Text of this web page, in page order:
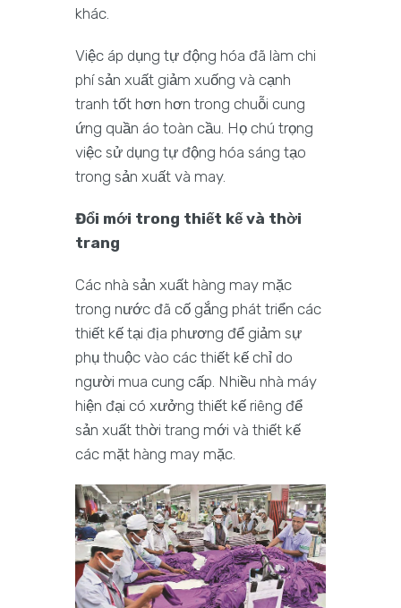
khác.
Việc áp dụng tự động hóa đã làm chi
phí sản xuất giảm xuống và cạnh
tranh tốt hơn hơn trong chuỗi cung
ứng quần áo toàn cầu. Họ chú trọng
việc sử dụng tự động hóa sáng tạo
trong sản xuất và may.
Đổi mới trong thiết kế và thời
trang
Các nhà sản xuất hàng may mặc
trong nước đã cố gắng phát triển các
thiết kế tại địa phương để giảm sự
phụ thuộc vào các thiết kế chỉ do
người mua cung cấp. Nhiều nhà máy
hiện đại có xưởng thiết kế riêng để
sản xuất thời trang mới và thiết kế
các mặt hàng may mặc.